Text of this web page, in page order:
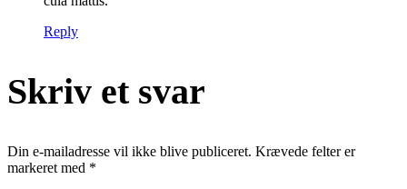
Reply
Skriv et svar
Din e-mailadresse vil ikke blive publiceret. Krævede felter er
markeret med *